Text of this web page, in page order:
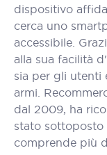
dispositivo
cerca uno
accessibile.
alla sua facilità
sia per gli utenti
armi.
dal 2009, ha
stato
comprende più